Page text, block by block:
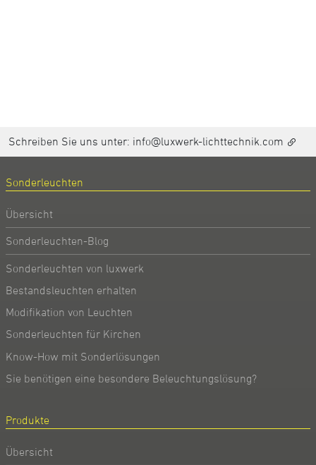
Schreiben Sie uns unter: info@luxwerk-lichttechnik.com
Sonderleuchten
Übersicht
Sonderleuchten-Blog
Sonderleuchten von luxwerk
Bestandsleuchten erhalten
Modifikation von Leuchten
Sonderleuchten für Kirchen
Know-How mit Sonderlösungen
Sie benötigen eine besondere Beleuchtungslösung?
Produkte
Übersicht